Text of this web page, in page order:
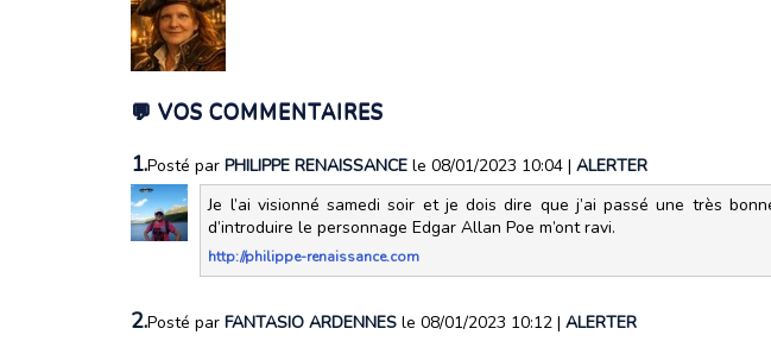
💬 VOS COMMENTAIRES
1.Posté par PHILIPPE RENAISSANCE le 08/01/2023 10:04 | ALERTER
Je l’ai visionné samedi soir et je dois dire que j’ai passé une très
d’introduire le personnage Edgar Allan Poe m’ont ravi.
http://philippe-renaissance.com
2.Posté par FANTASIO ARDENNES le 08/01/2023 10:12 | ALERTER